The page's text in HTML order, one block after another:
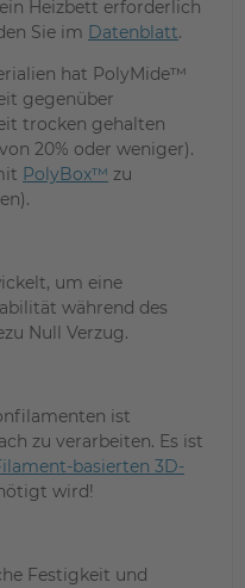
Heizbett erforderlich
Sie im Datenblatt.
hat PolyMide™
gegenüber
trocken gehalten
20% oder weniger).
PolyBox™ zu
um eine
während des
Null Verzug.
ist
zu verarbeiten. Es ist
basierten 3D-
wird!
Festigkeit und